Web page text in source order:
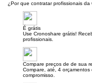
¿Por que contratar profissionais da
É grátis
Use Cronoshare grátis!
profissionais.
Compare preços de de sua
Compare, até, 4
compromisso.